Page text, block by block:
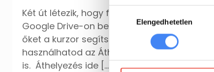
kiválasztásaElengedhetetlen
Két út létezik, hogy fájlokat helyezz át a
Google Drive-on belül. Vagy áthúzhatod
őket a kurzor segítségével, vagy
használhatod az Áthelyezés ide funkciót
is. Áthelyezés ide […]